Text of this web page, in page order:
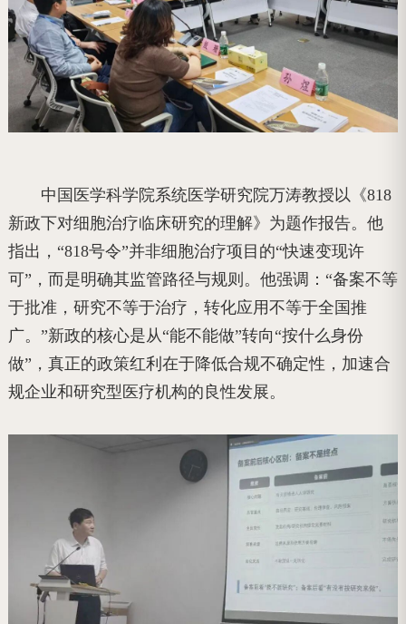
中国医学科学院系统医学研究院万涛教授以《818
新政下对细胞治疗临床研究的理解》为题作报告。他
指出，“818号令”并非细胞治疗项目的“快速变现许
可”，而是明确其监管路径与规则。他强调：“备案不等
于批准，研究不等于治疗，转化应用不等于全国推
广。”新政的核心是从“能不能做”转向“按什么身份
做”，真正的政策红利在于降低合规不确定性，加速合
规企业和研究型医疗机构的良性发展。